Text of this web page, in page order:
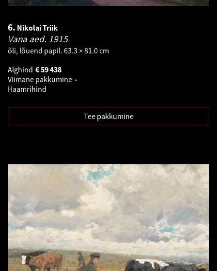
6. Nikolai Triik
Vana aed. 1915
õli, lõuend papil. 63.3 × 81.0 cm
Alghind
59 438
€
Viimane pakkumine -
Haamrihind
Tee pakkumine